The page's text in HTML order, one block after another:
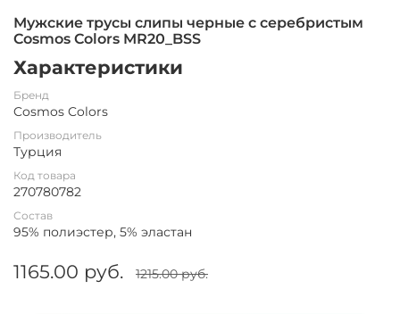
Мужские трусы слипы черные с серебристым
Cosmos Colors MR20_BSS
Характеристики
Бренд
Cosmos Colors
Производитель
Турция
Код товара
270780782
Состав
95% полиэстер, 5% эластан
1165.00 руб. 1215.00 руб.